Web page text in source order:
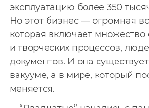
эксплуатацию более 350
Но этот бизнес — огромная
которая включает
и творческих процессов,
документов. И она
вакууме, а в мире, который
меняется.